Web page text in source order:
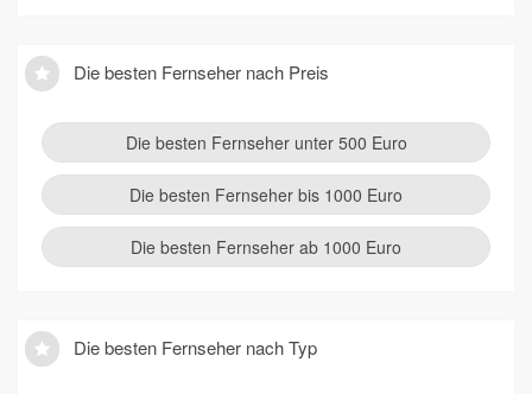
Die besten Fernseher nach Preis
Die besten Fernseher unter 500 Euro
Die besten Fernseher bis 1000 Euro
Die besten Fernseher ab 1000 Euro
Die besten Fernseher nach Typ